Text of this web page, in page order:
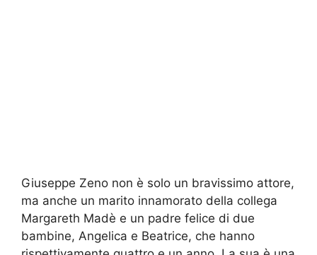
Giuseppe Zeno non è solo un bravissimo attore,
ma anche un marito innamorato della collega
Margareth Madè e un padre felice di due
bambine, Angelica e Beatrice, che hanno